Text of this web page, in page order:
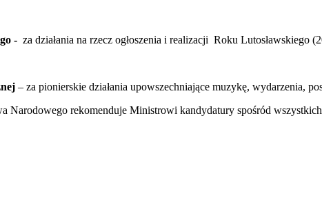
- za działania na rzecz ogłoszenia i realizacji Roku Lutosławskiego
– za pionierskie działania upowszechniające muzykę, wydarzenia,
rekomenduje Ministrowi kandydatury spośród wszystkich